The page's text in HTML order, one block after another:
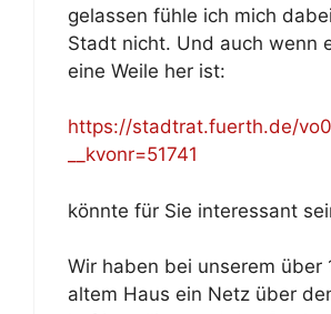
ge­las­sen füh­le ich mich
Stadt nicht. Und auch wenn
ei­ne Wei­le her ist:
https://stadtrat.fuerth.de/
__kvonr=51741
könn­te für Sie in­ter­es­sant
Wir ha­ben bei un­se­rem über
al­tem Haus ein Netz über